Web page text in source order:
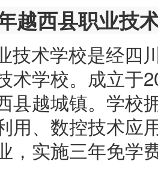
越西县职业技
技术学校是经四
术学校。成立于
县越城镇。学校
用、数控技术应
，实施三年免学